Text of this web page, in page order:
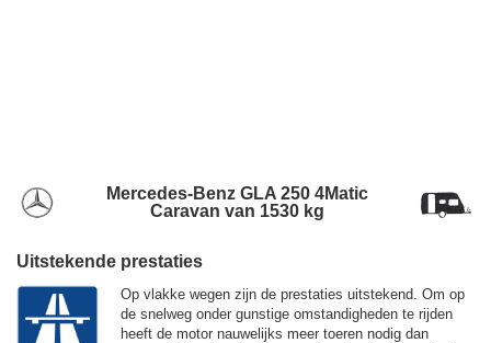
Mercedes-Benz GLA 250 4Matic
Caravan van 1530 kg
Uitstekende prestaties
Op vlakke wegen zijn de prestaties uitstekend. Om op
de snelweg onder gunstige omstandigheden te rijden
heeft de motor nauwelijks meer toeren nodig dan